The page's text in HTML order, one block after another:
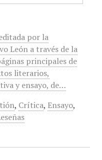
por la
León a través de la
principales de
literarios,
y ensayo, de…
, Crítica, Ensayo,